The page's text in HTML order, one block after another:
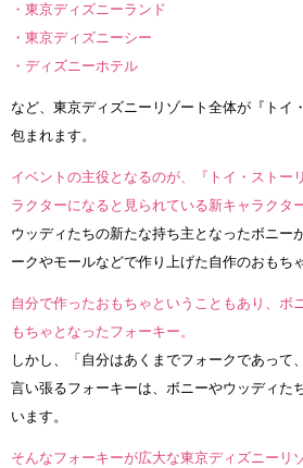
・東京ディズニーランド
・東京ディズニーシー
・ディズニーホテル
など、東京ディズニーリゾート全体が『トイ
包まれます。
イベントの主役となるのが、『トイ・ストー
ラクターになると見られている新キャラクタ
ウッディたちの新たな持ち主となったボニー
ークやモールなどで作り上げた自作のおもち
自分で作ったおもちゃということもあり、ボ
もちゃとなったフォーキー。
しかし、「自分はあくまでフォークであって
言い張るフォーキーは、ボニーやウッディた
います。
そんなフォーキーが広大な東京ディズニーリ